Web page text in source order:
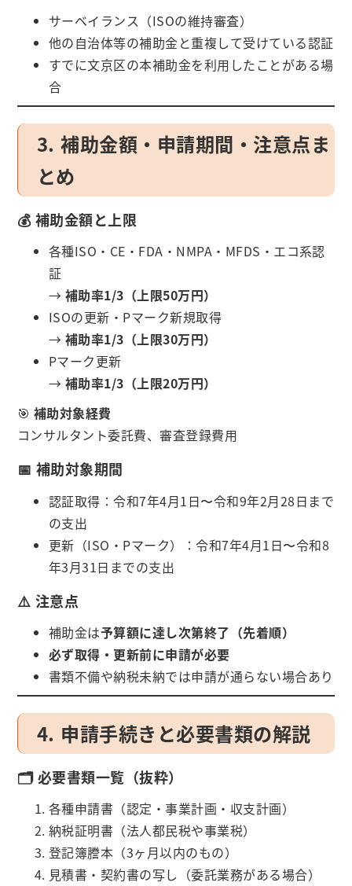
サーベイランス（ISOの維持審査）
他の自治体等の補助金と重複して受けている認証
すでに文京区の本補助金を利用したことがある場
合
3. 補助金額・申請期間・注意点ま
とめ
💰 補助金額と上限
各種ISO・CE・FDA・NMPA・MFDS・エコ系認
証
→ 補助率1/3（上限50万円）
ISOの更新・Pマーク新規取得
→ 補助率1/3（上限30万円）
Pマーク更新
→ 補助率1/3（上限20万円）
🎯 補助対象経費
コンサルタント委託費、審査登録費用
📅 補助対象期間
認証取得：令和7年4月1日〜令和9年2月28日まで
の支出
更新（ISO・Pマーク）：令和7年4月1日〜令和8
年3月31日までの支出
⚠️ 注意点
補助金は予算額に達し次第終了（先着順）
必ず取得・更新前に申請が必要
書類不備や納税未納では申請が通らない場合あり
4. 申請手続きと必要書類の解説
🗂️ 必要書類一覧（抜粋）
各種申請書（認定・事業計画・収支計画）
納税証明書（法人都民税や事業税）
登記簿謄本（3ヶ月以内のもの）
見積書・契約書の写し（委託業務がある場合）